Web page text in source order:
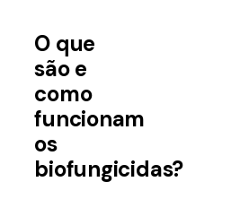
O que
são e
como
funcionam
os
biofungicidas?